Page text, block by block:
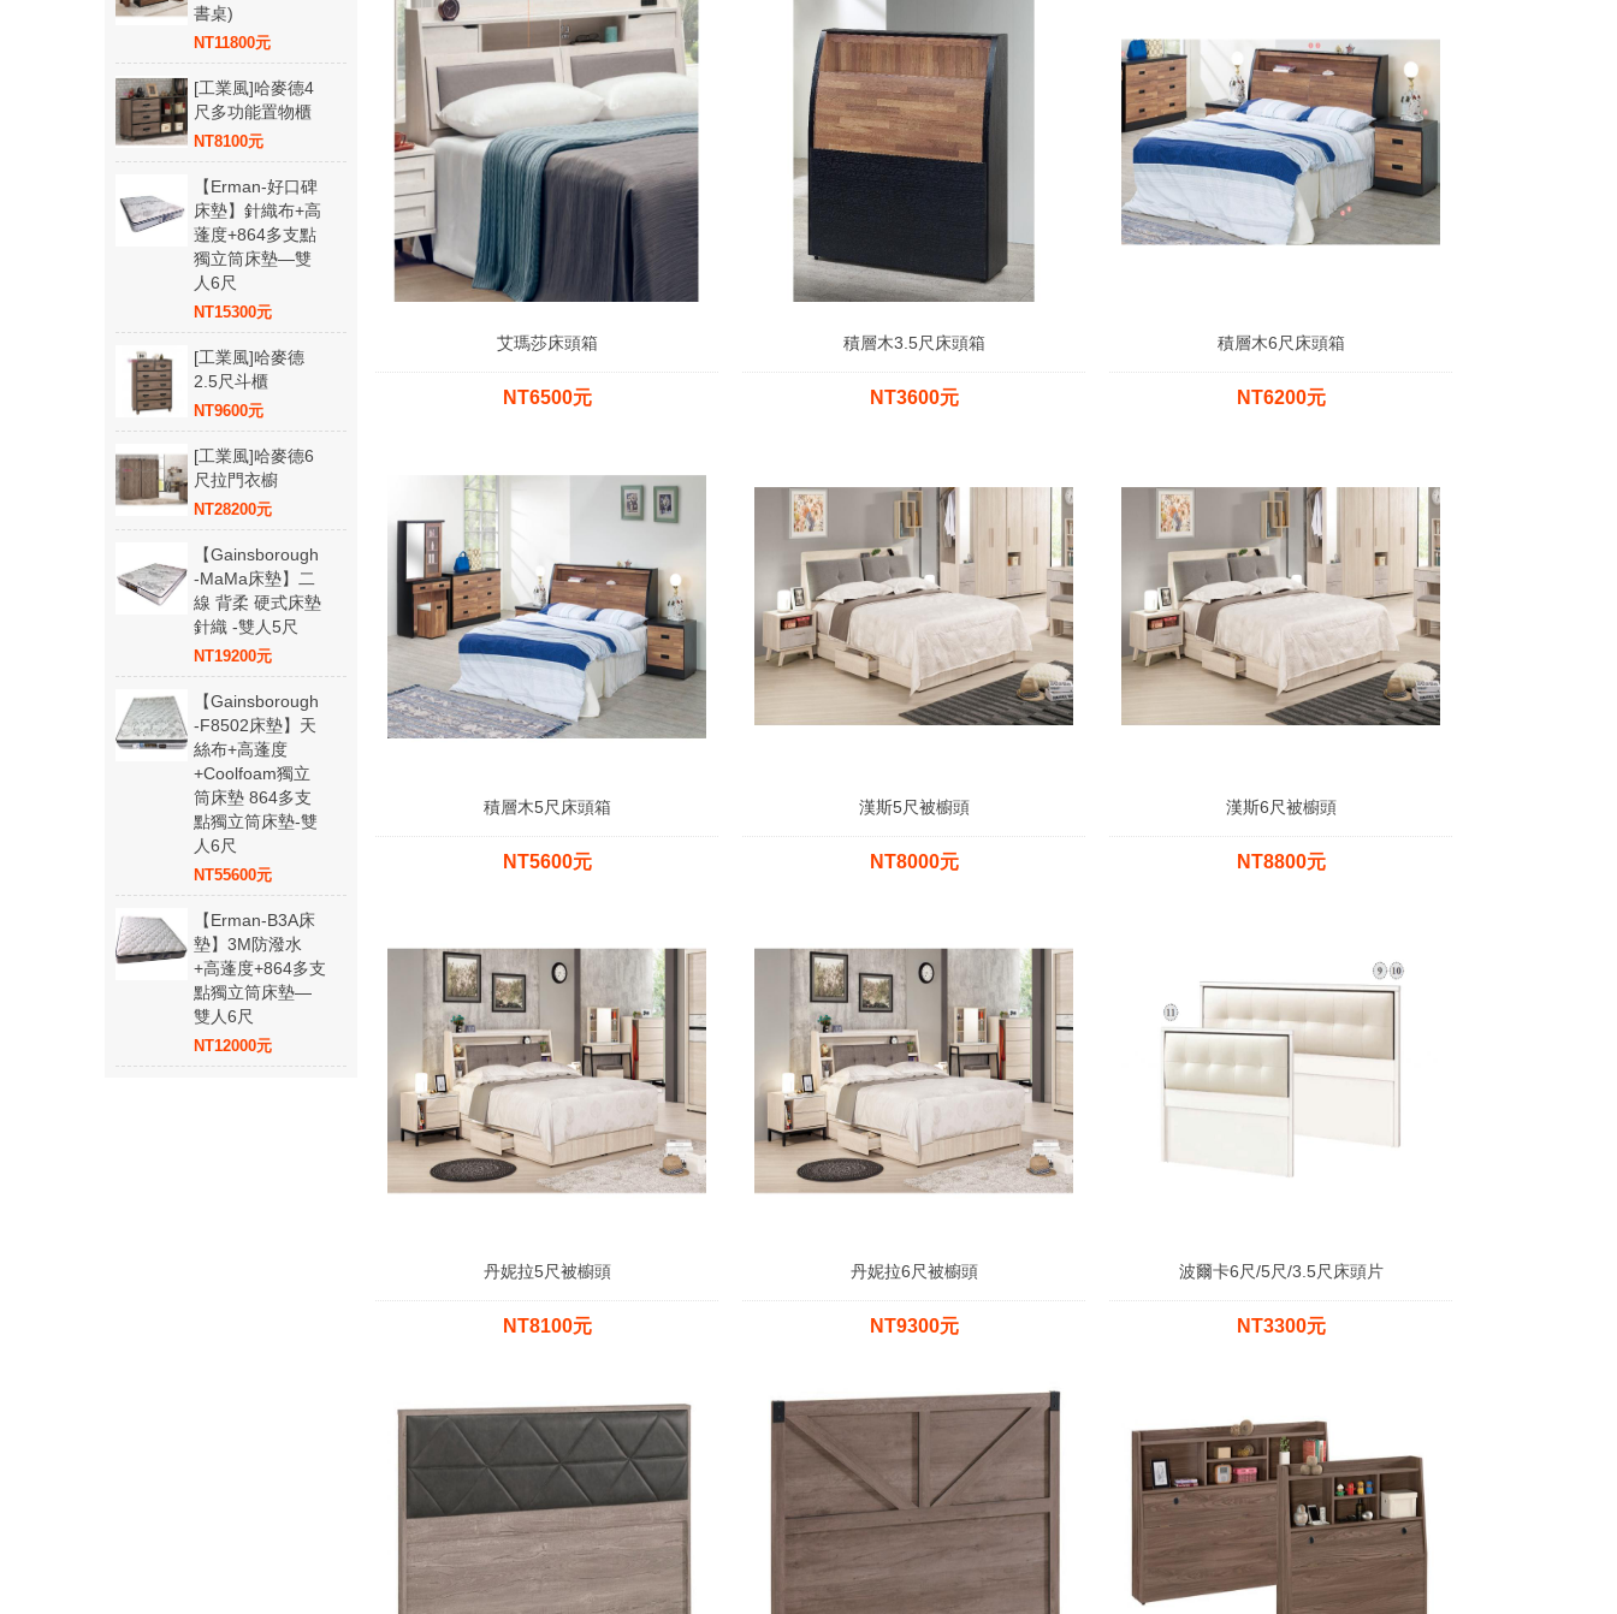
書桌)
NT11800元
[工業風]哈麥德4
尺多功能置物櫃
NT8100元
【Erman-好口碑
床墊】針織布+高
蓬度+864多支點
獨立筒床墊—雙
人6尺
NT15300元
[工業風]哈麥德
2.5尺斗櫃
NT9600元
[工業風]哈麥德6
尺拉門衣櫥
NT28200元
【Gainsborough
-MaMa床墊】二
線 背柔 硬式床墊
針織 -雙人5尺
NT19200元
【Gainsborough
-F8502床墊】天
絲布+高蓬度
+Coolfoam獨立
筒床墊 864多支
點獨立筒床墊-雙
人6尺
NT55600元
【Erman-B3A床
墊】3M防潑水
+高蓬度+864多支
點獨立筒床墊—
雙人6尺
NT12000元
艾瑪莎床頭箱
NT6500元
積層木3.5尺床頭箱
NT3600元
積層木6尺床頭箱
NT6200元
積層木5尺床頭箱
NT5600元
漢斯5尺被櫥頭
NT8000元
漢斯6尺被櫥頭
NT8800元
丹妮拉5尺被櫥頭
NT8100元
丹妮拉6尺被櫥頭
NT9300元
波爾卡6尺/5尺/3.5尺床頭片
NT3300元